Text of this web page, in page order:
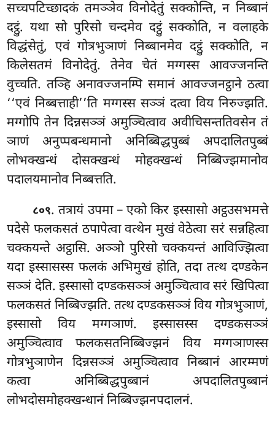
सच्चपटिच्छादकं तमञ्ञेव विनोदेतुं सक्कोन्ति, न निब्बानं
दट्ठुं. यथा सो पुरिसो चन्दमेव दट्ठुं सक्कोति, न वलाहके
विद्धंसेतुं, एवं गोत्रभुञाणं निब्बानमेव दट्ठुं सक्कोति, न
किलेसतमं विनोदेतुं. तेनेव चेतं मग्गस्स आवज्जनन्ति
वुच्चति. तञ्हि अनावज्जनम्पि समानं आवज्जनट्ठाने ठत्वा
‘‘एवं निब्बत्ताही’’ति मग्गस्स सञ्ञं दत्वा विय निरुज्झति.
मग्गोपि तेन दिन्नसञ्ञं अमुञ्चित्वाव अवीचिसन्ततिवसेन तं
ञाणं अनुप्पबन्धमानो अनिब्बिद्धपुब्बं अपदालितपुब्बं
लोभक्खन्धं दोसक्खन्धं मोहक्खन्धं निब्बिज्झमानोव
पदालयमानोव निब्बत्तति.
८०९. तत्रायं उपमा – एको किर इस्सासो अट्ठउसभमत्ते
पदेसे फलकसतं ठपापेत्वा वत्थेन मुखं वेठेत्वा सरं सन्नहित्वा
चक्कयन्ते अट्ठासि. अञ्ञो पुरिसो चक्कयन्तं आविज्झित्वा
यदा इस्सासस्स फलकं अभिमुखं होति, तदा तत्थ दण्डकेन
सञ्ञं देति. इस्सासो दण्डकसञ्ञं अमुञ्चित्वाव सरं खिपित्वा
फलकसतं निब्बिज्झति. तत्थ दण्डकसञ्ञं विय गोत्रभुञाणं,
इस्सासो विय मग्गञाणं. इस्सासस्स दण्डकसञ्ञं
अमुञ्चित्वाव फलकसतनिब्बिज्झनं विय मग्गञाणस्स
गोत्रभुञाणेन दिन्नसञ्ञं अमुञ्चित्वाव निब्बानं आरम्मणं
कत्वा अनिब्बिद्धपुब्बानं अपदालितपुब्बानं
लोभदोसमोहक्खन्धानं निब्बिज्झनपदालनं.